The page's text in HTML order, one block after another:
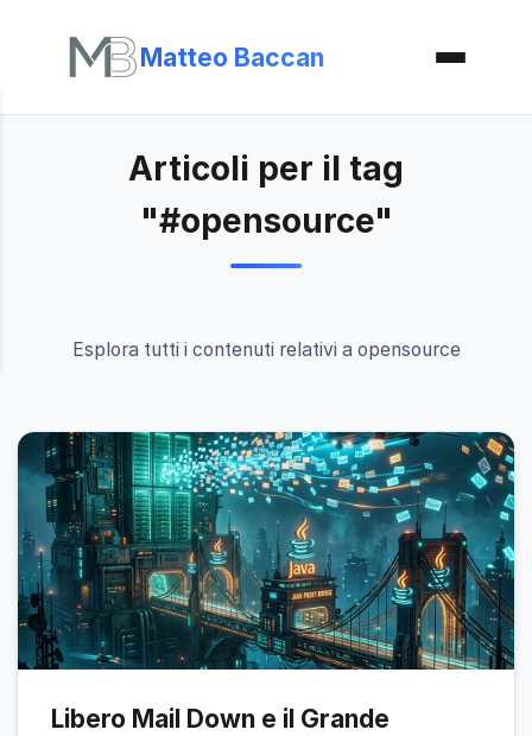
Matteo Baccan
Articoli per il tag
"#opensource"
Esplora tutti i contenuti relativi a opensource
Libero Mail Down e il Grande